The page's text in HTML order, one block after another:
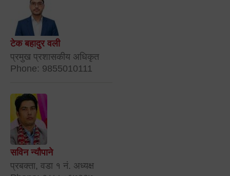
टेक बहादुर वली
प्रमुख प्रशासकीय अधिकृत
Phone: 9855010111
सविन न्यौपाने
प्रबक्ता, वडा १ नं. अध्यक्ष